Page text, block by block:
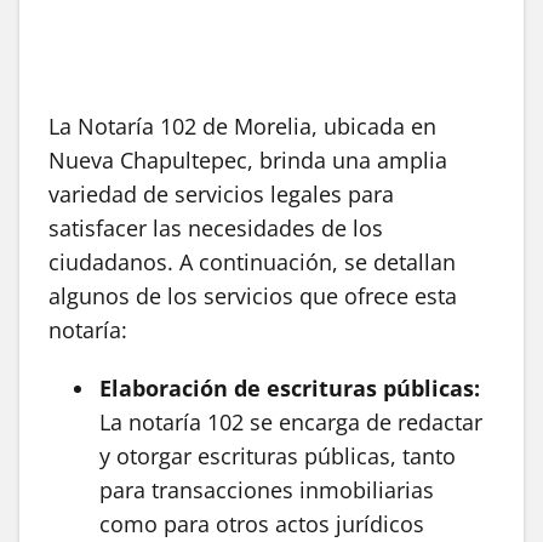
La Notaría 102 de Morelia, ubicada en
Nueva Chapultepec, brinda una amplia
variedad de servicios legales para
satisfacer las necesidades de los
ciudadanos. A continuación, se detallan
algunos de los servicios que ofrece esta
notaría:
Elaboración de escrituras públicas:
La notaría 102 se encarga de redactar
y otorgar escrituras públicas, tanto
para transacciones inmobiliarias
como para otros actos jurídicos